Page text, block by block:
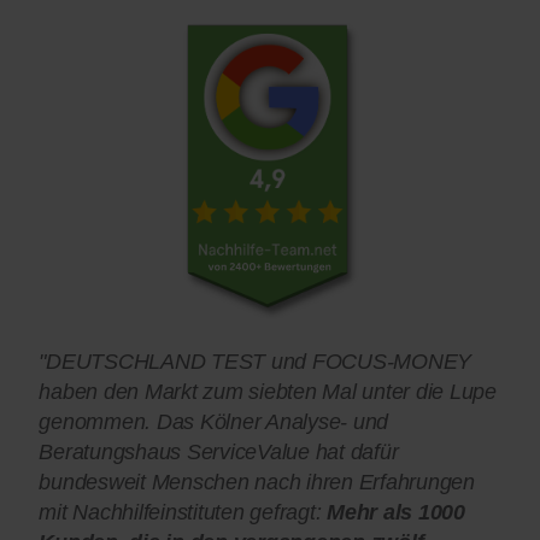
"DEUTSCHLAND TEST und FOCUS-MONEY
haben den Markt zum siebten Mal unter die Lupe
genommen. Das Kölner Analyse- und
Beratungshaus ServiceValue hat dafür
bundesweit Menschen nach ihren Erfahrungen
mit Nachhilfeinstituten gefragt: Mehr als 1000